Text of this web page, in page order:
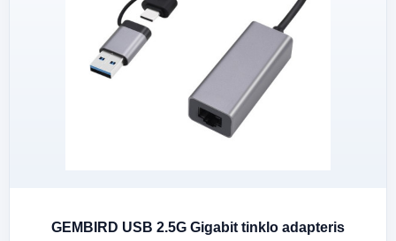
GEMBIRD USB 2.5G Gigabit tinklo adapteris